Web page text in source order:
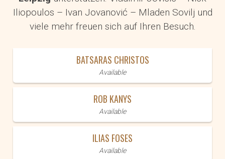
Iliopoulos – Ivan Jovanović – Mladen Sovilj und
viele mehr freuen sich auf Ihren Besuch.
BATSARAS CHRISTOS
Available
ROB KANYS
Available
ILIAS FOSES
Available